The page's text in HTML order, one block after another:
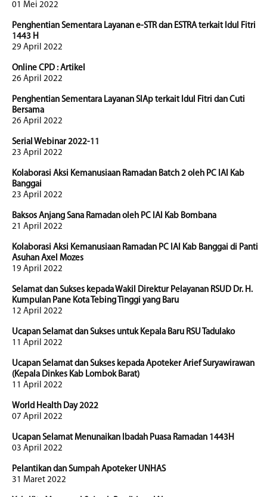
01 Mei 2022
Penghentian Sementara Layanan e-STR dan ESTRA terkait Idul Fitri
1443 H
29 April 2022
Online CPD : Artikel
26 April 2022
Penghentian Sementara Layanan SIAp terkait Idul Fitri dan Cuti
Bersama
26 April 2022
Serial Webinar 2022-11
23 April 2022
Kolaborasi Aksi Kemanusiaan Ramadan Batch 2 oleh PC IAI Kab
Banggai
23 April 2022
Baksos Anjang Sana Ramadan oleh PC IAI Kab Bombana
21 April 2022
Kolaborasi Aksi Kemanusiaan Ramadan PC IAI Kab Banggai di Panti
Asuhan Axel Mozes
19 April 2022
Selamat dan Sukses kepada Wakil Direktur Pelayanan RSUD Dr. H.
Kumpulan Pane Kota Tebing Tinggi yang Baru
12 April 2022
Ucapan Selamat dan Sukses untuk Kepala Baru RSU Tadulako
11 April 2022
Ucapan Selamat dan Sukses kepada Apoteker Arief Suryawirawan
(Kepala Dinkes Kab Lombok Barat)
11 April 2022
World Health Day 2022
07 April 2022
Ucapan Selamat Menunaikan Ibadah Puasa Ramadan 1443H
03 April 2022
Pelantikan dan Sumpah Apoteker UNHAS
31 Maret 2022